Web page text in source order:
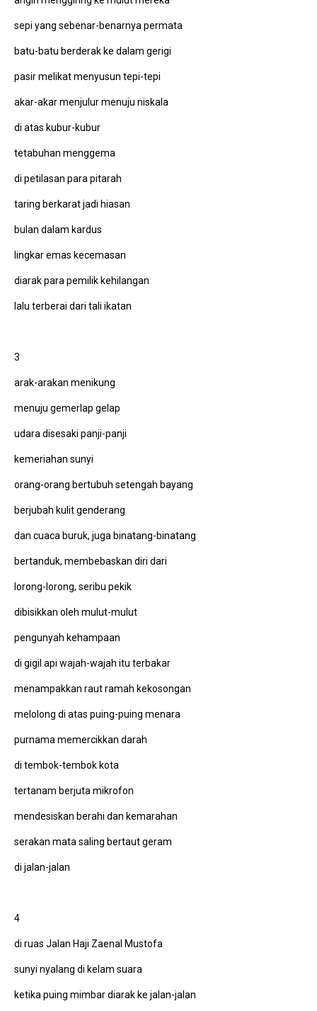
sepi yang sebenar-benarnya permata
batu-batu berderak ke dalam gerigi
pasir melikat menyusun tepi-tepi
akar-akar menjulur menuju niskala
di atas kubur-kubur
tetabuhan menggema
di petilasan para pitarah
taring berkarat jadi hiasan
bulan dalam kardus
lingkar emas kecemasan
diarak para pemilik kehilangan
lalu terberai dari tali ikatan
3
arak-arakan menikung
menuju gemerlap gelap
udara disesaki panji-panji
kemeriahan sunyi
orang-orang bertubuh setengah bayang
berjubah kulit genderang
dan cuaca buruk, juga binatang-binatang
bertanduk, membebaskan diri dari
lorong-lorong, seribu pekik
dibisikkan oleh mulut-mulut
pengunyah kehampaan
di gigil api wajah-wajah itu terbakar
menampakkan raut ramah kekosongan
melolong di atas puing-puing menara
purnama memercikkan darah
di tembok-tembok kota
tertanam berjuta mikrofon
mendesiskan berahi dan kemarahan
serakan mata saling bertaut geram
di jalan-jalan
4
di ruas Jalan Haji Zaenal Mustofa
sunyi nyalang di kelam suara
ketika puing mimbar diarak ke jalan-jalan